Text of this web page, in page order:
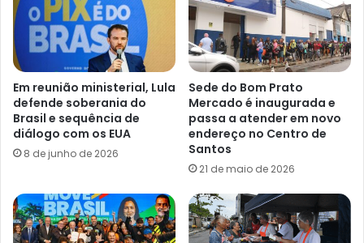
Em reunião ministerial, Lula
defende soberania do
Brasil e sequência de
diálogo com os EUA
8 de junho de 2026
Sede do Bom Prato
Mercado é inaugurada e
passa a atender em novo
endereço no Centro de
Santos
21 de maio de 2026